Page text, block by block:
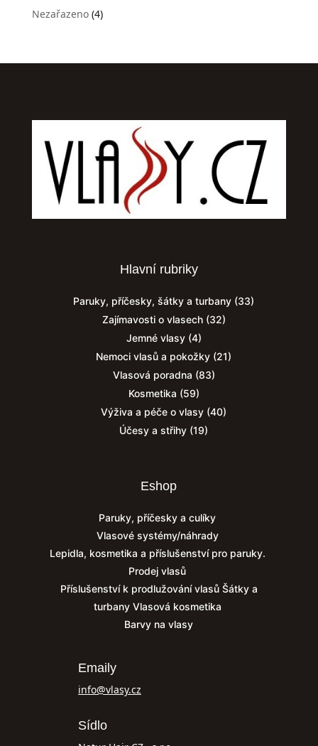
Nezařazeno(4)
Hlavní rubriky
Paruky, příčesky, šátky a turbany (33)
Zajímavosti o vlasech(32)
Jemné vlasy(4)
Nemoci vlasů a pokožky (21)
Vlasová poradna (83)
Kosmetika (59)
Výživa a péče o vlasy (40)
Účesy a střihy (19)
Eshop
Paruky, příčesky a culíky
Vlasové systémy/náhrady
Lepidla, kosmetika a příslušenství pro paruky.
Prodej vlasů
Příslušenství k prodlužování vlasů Šátky a
turbany Vlasová kosmetika
Barvy na vlasy
Emaily
info@vlasy.cz
Sídlo